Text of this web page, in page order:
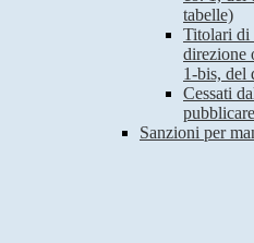
tabelle)
Titolari di
direzione
1-bis, del
Cessati
Sanzioni per